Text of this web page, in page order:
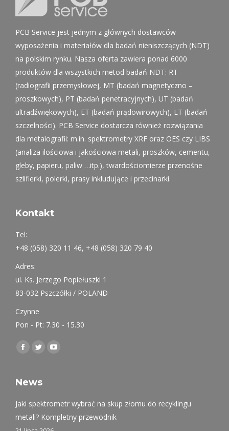
PCB Service jest jednym z głównych dostawców
wyposażenia i materiałów dla badań nieniszczących (NDT)
na polskim rynku. Nasza oferta zawiera ponad 6000
produktów dla wszystkich metod badań NDT: RT
(radiografii przemysłowej, MT (badań magnetyczno –
proszkowych), PT (badań penetracyjnych), UT (badań
ultradźwiękowych), ET (badań prądowirowych), LT (badań
szczelności). PCB Service dostarcza również rozwiązania
dla metalografii: m.in. spektrometry XRF oraz OES czy LIBS
(analiza ilościowa i jakościowa metali, proszków, cementu,
gleby, papieru, paliw …itp.), twardościomierze przenośne
szlifierki, polerki, prasy inkludujące i przecinarki.
Kontakt
Tel:
+48 (058) 320 11 46, +48 (058) 320 79 40
Adres:
ul. Ks. Jerzego Popiełuszki 1
83-032 Pszczółki / POLAND
Czynne
Pon - Pt: 7.30 - 15.30
Find us on:
Facebook
opens
new
window
Twitter
opens
new
window
YouTube
new
window
News
Jaki spektrometr wybrać na skup złomu do recyklingu
metali? Kompletny przewodnik